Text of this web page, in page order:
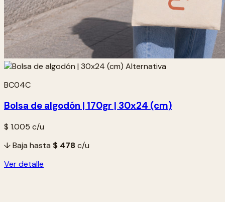
BC04C
Bolsa de algodón | 170gr | 30x24 (cm)
$ 1.005 c/u
↓ Baja hasta $ 478c/u
Ver detalle